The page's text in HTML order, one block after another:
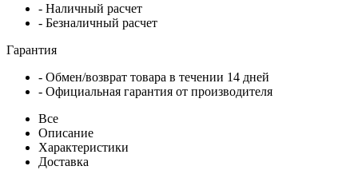
- Наличный расчет
- Безналичный расчет
Гарантия
- Обмен/возврат товара в течении 14 дней
- Официальная гарантия от производителя
Все
Описание
Характеристики
Доставка